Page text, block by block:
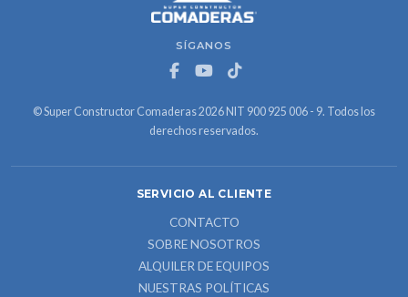
SÍGANOS
© Super Constructor Comaderas 2026 NIT 900 925 006 - 9. Todos los
derechos reservados.
SERVICIO AL CLIENTE
CONTACTO
SOBRE NOSOTROS
ALQUILER DE EQUIPOS
NUESTRAS POLÍTICAS